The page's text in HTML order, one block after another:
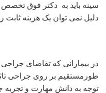
سینه باید به دکتر فوق
دلیل نمی توان یک هزینه ثابت
در بیمارانی که تقاضای
طورمستقیم بر روی جراحی
توجه به دانش مهارت و